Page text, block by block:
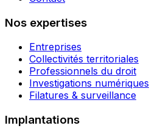
Nos expertises
Entreprises
Collectivités territoriales
Professionnels du droit
Investigations numériques
Filatures & surveillance
Implantations